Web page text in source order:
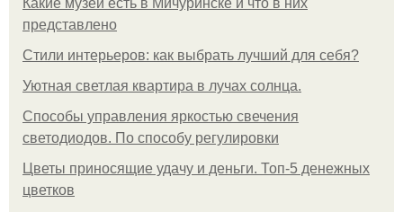
Какие музеи есть в Мичуринске и что в них
представлено
Стили интерьеров: как выбрать лучший для себя?
Уютная светлая квартира в лучах солнца.
Способы управления яркостью свечения
светодиодов. По способу регулировки
Цветы приносящие удачу и деньги. Топ-5 денежных
цветков